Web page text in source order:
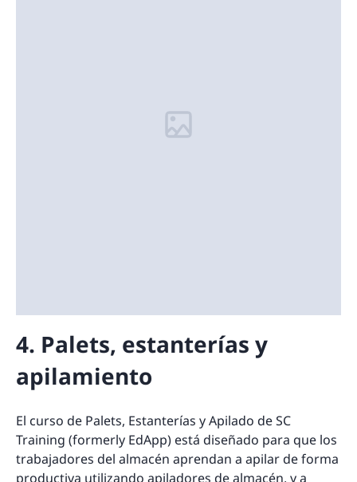
4. Palets, estanterías y
apilamiento
El curso de Palets, Estanterías y Apilado de SC
Training (formerly EdApp) está diseñado para que los
trabajadores del almacén aprendan a apilar de forma
productiva utilizando apiladores de almacén, y a